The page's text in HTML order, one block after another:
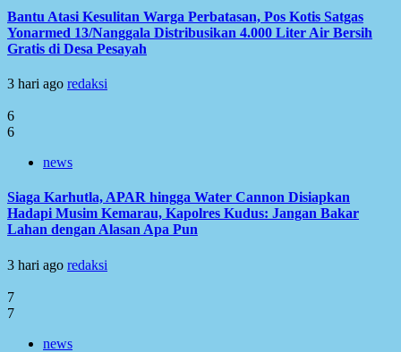
Bantu Atasi Kesulitan Warga Perbatasan, Pos Kotis Satgas
Yonarmed 13/Nanggala Distribusikan 4.000 Liter Air Bersih
Gratis di Desa Pesayah
3 hari ago redaksi
6
6
news
Siaga Karhutla, APAR hingga Water Cannon Disiapkan
Hadapi Musim Kemarau, Kapolres Kudus: Jangan Bakar
Lahan dengan Alasan Apa Pun
3 hari ago redaksi
7
7
news